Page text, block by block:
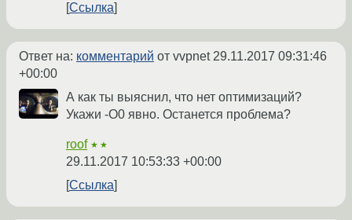
Ссылка
Ответ на: комментарий от vvpnet29.11.2017 09:31:46
+00:00
А как ты выяснил, что нет оптимизаций?
Укажи -O0 явно. Останется проблема?
roof ★★
29.11.2017 10:53:33 +00:00
Ссылка